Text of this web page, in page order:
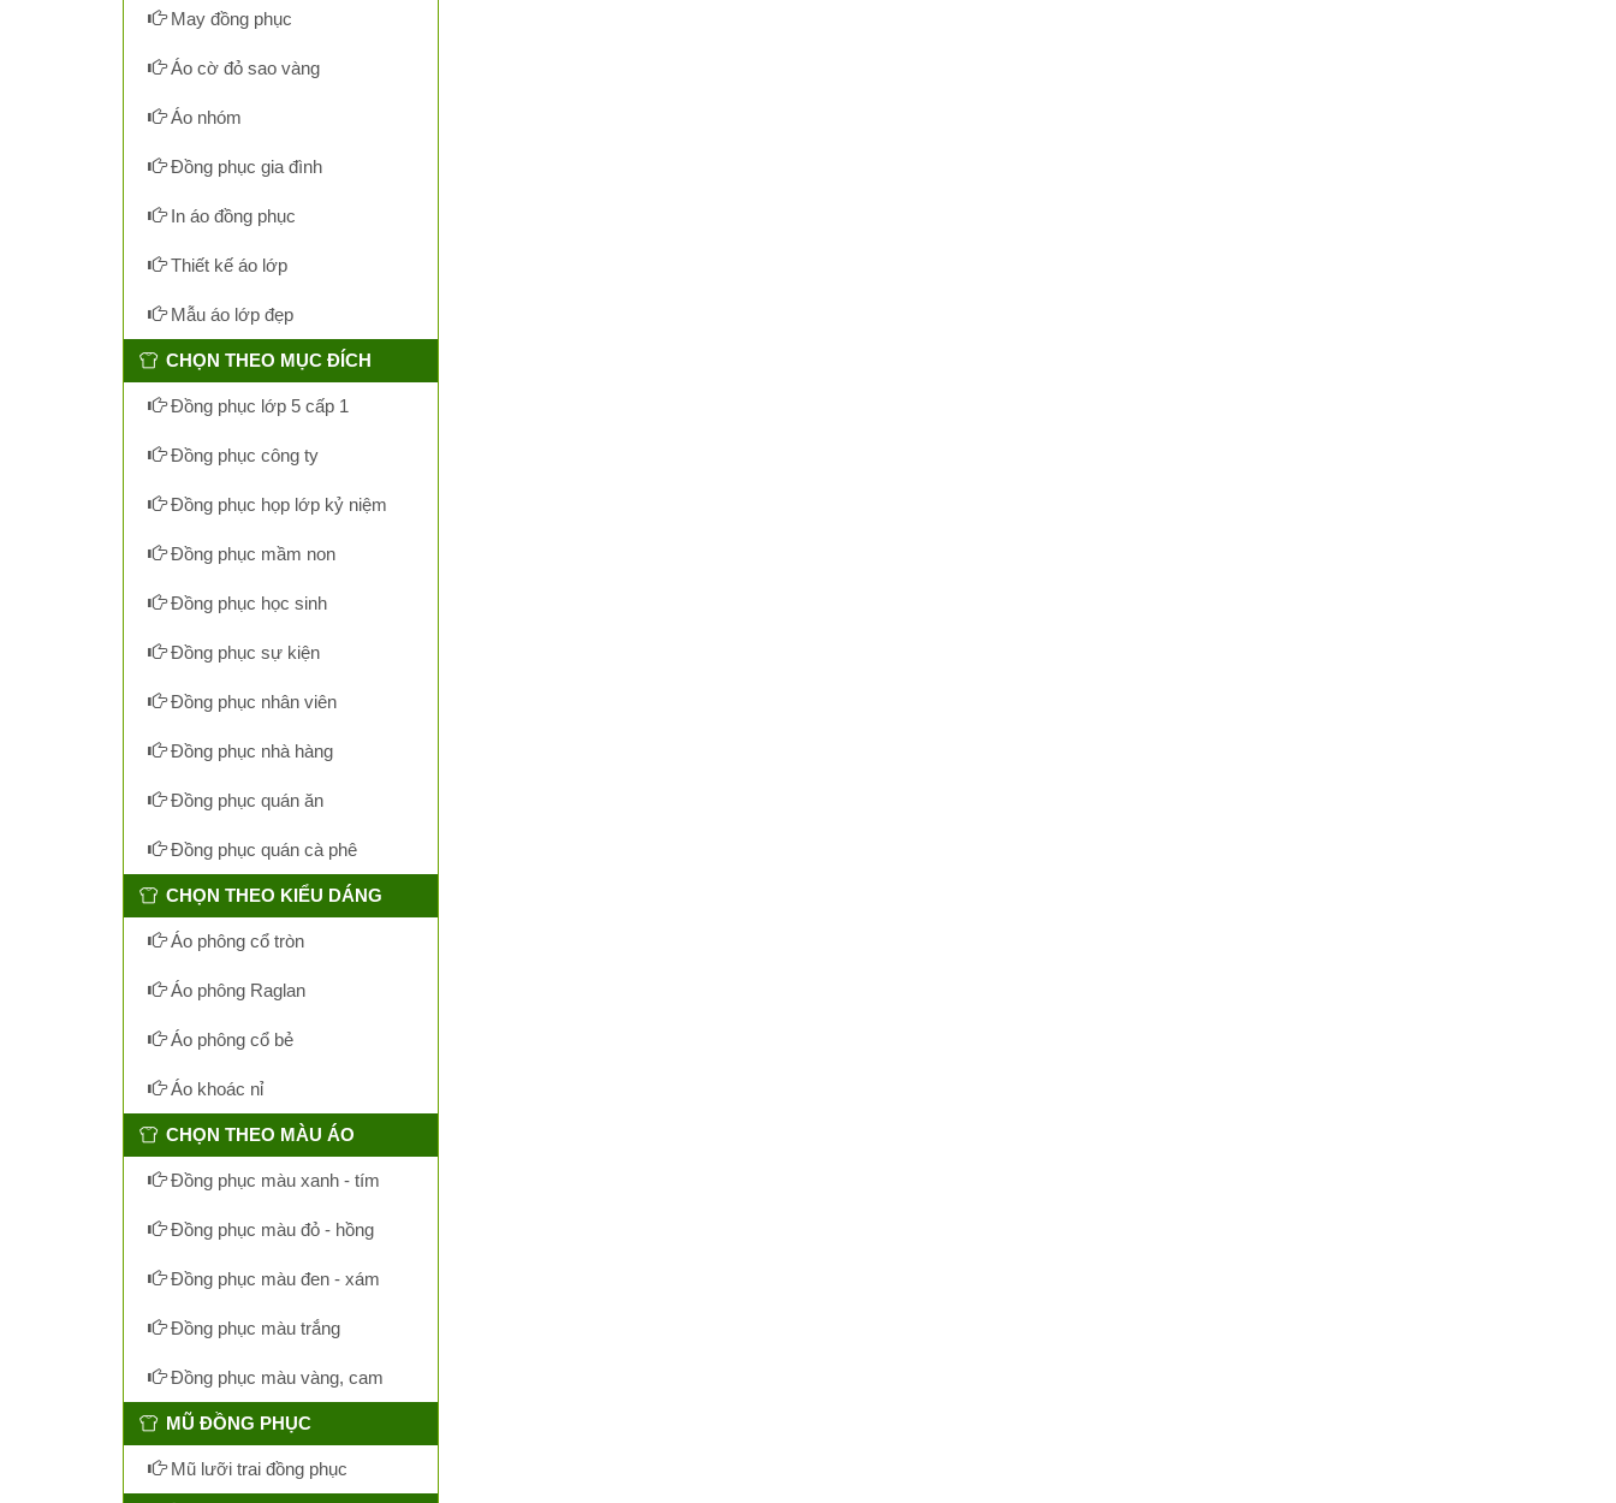
May đồng phục
Áo cờ đỏ sao vàng
Áo nhóm
Đồng phục gia đình
In áo đồng phục
Thiết kế áo lớp
Mẫu áo lớp đẹp
CHỌN THEO MỤC ĐÍCH
Đồng phục lớp 5 cấp 1
Đồng phục công ty
Đồng phục họp lớp kỷ niệm
Đồng phục mầm non
Đồng phục học sinh
Đồng phục sự kiện
Đồng phục nhân viên
Đồng phục nhà hàng
Đồng phục quán ăn
Đồng phục quán cà phê
CHỌN THEO KIỂU DÁNG
Áo phông cổ tròn
Áo phông Raglan
Áo phông cổ bẻ
Áo khoác nỉ
CHỌN THEO MÀU ÁO
Đồng phục màu xanh - tím
Đồng phục màu đỏ - hồng
Đồng phục màu đen - xám
Đồng phục màu trắng
Đồng phục màu vàng, cam
MŨ ĐỒNG PHỤC
Mũ lưỡi trai đồng phục